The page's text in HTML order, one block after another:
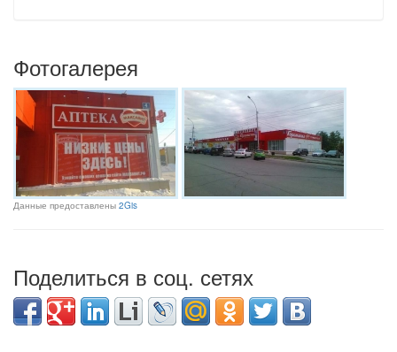
Фотогалерея
Данные предоставлены 2Gis
Поделиться в соц. сетях